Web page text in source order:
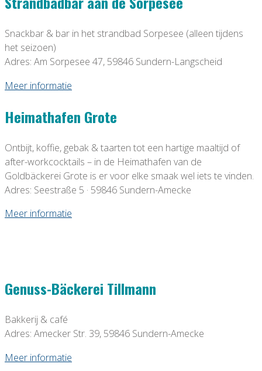
Snackbar & bar in het strandbad Sorpesee (alleen tijdens
het seizoen)
Adres: Am Sorpesee 47, 59846 Sundern-Langscheid
Meer informatie
Heimathafen Grote
Ontbijt, koffie, gebak & taarten tot een hartige maaltijd of
after-workcocktails – in de Heimathafen van de
Goldbäckerei Grote is er voor elke smaak wel iets te vinden.
Adres: Seestraße 5 · 59846 Sundern-Amecke
Meer informatie
Genuss-Bäckerei Tillmann
Bakkerij & café
Adres: Amecker Str. 39, 59846 Sundern-Amecke
Meer informatie